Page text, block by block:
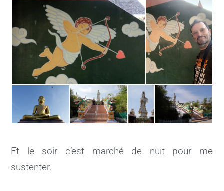
Et le soir c’est marché de nuit pour me
sustenter.